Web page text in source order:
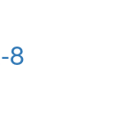
8